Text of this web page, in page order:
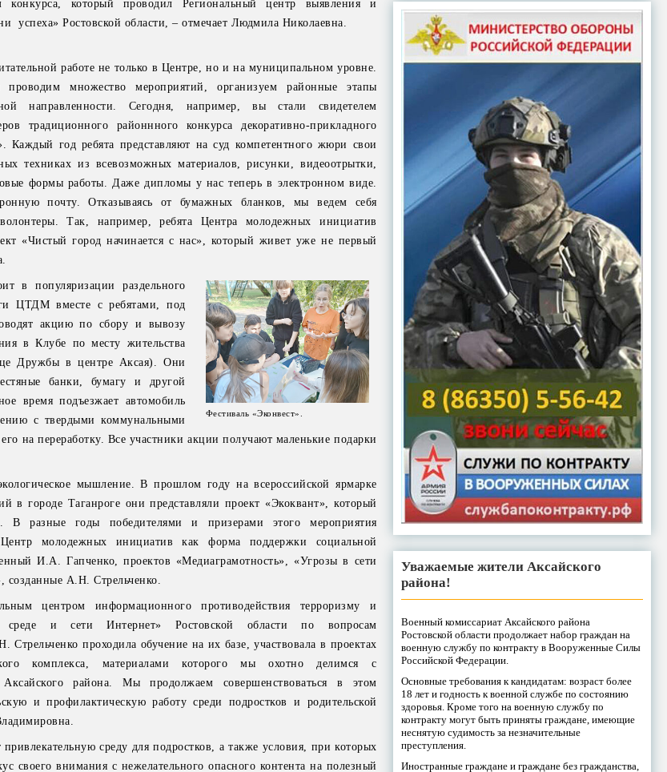
конкурса, который проводил Региональный центр выявления и
успеха» Ростовской области, – отмечает Людмила Николаевна.
работе не только в Центре, но и на муниципальном уровне.
множество мероприятий, организуем районные этапы
направленности. Сегодня, например, вы стали свидетелем
традиционного районнного конкурса декоративно-прикладного
Каждый год ребята представляют на суд компетентного жюри свои
техниках из всевозможных материалов, рисунки, видеоотрытки,
формы работы. Даже дипломы у нас теперь в электронном виде.
почту. Отказываясь от бумажных бланков, мы ведем себя
Так, например, ребята Центра молодежных инициатив
«Чистый город начинается с нас», который живет уже не первый
Фестиваль «Эконвест».
в популяризации раздельного
ЦТДМ вместе с ребятами, под
акцию по сбору и вывозу
в Клубе по месту жительства
Дружбы в центре Аксая). Они
банки, бумагу и другой
время подъезжает автомобиль
с твердыми коммунальными
на переработку. Все участники акции получают маленькие подарки
мышление. В прошлом году на всероссийской ярмарке
в городе Таганроге они представляли проект «Экоквант», который
В разные годы победителями и призерами этого мероприятия
молодежных инициатив как форма поддержки социальной
И.А. Гапченко, проектов «Медиаграмотность», «Угрозы в сети
созданные А.Н. Стрельченко.
центром информационного противодействия терроризму и
среде и сети Интернет» Ростовской области по вопросам
Стрельченко проходила обучение на их базе, участвовала в проектах
комплекса, материалами которого мы охотно делимся с
Аксайского района. Мы продолжаем совершенствоваться в этом
и профилактическую работу среди подростков и родительской
среду для подростков, а также условия, при которых
своего внимания с нежелательного опасного контента на полезный
Уважаемые жители Аксайского
района!
Военный комиссариат Аксайского района
Ростовской области продолжает набор граждан на
военную службу по контракту в Вооруженные Силы
Российской Федерации.
Основные требования к кандидатам: возраст более
18 лет и годность к военной службе по состоянию
здоровья. Кроме того на военную службу по
контракту могут быть приняты граждане, имеющие
неснятую судимость за незначительные
преступления.
Иностранные граждане и граждане без гражданства,